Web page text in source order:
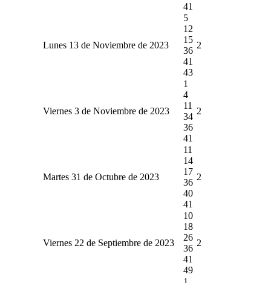
41
Lunes 13 de Noviembre de 2023
5
12
15
36
41
43
2
Viernes 3 de Noviembre de 2023
1
4
11
34
36
41
2
Martes 31 de Octubre de 2023
11
14
17
36
40
41
2
Viernes 22 de Septiembre de 2023
10
18
26
36
41
49
2